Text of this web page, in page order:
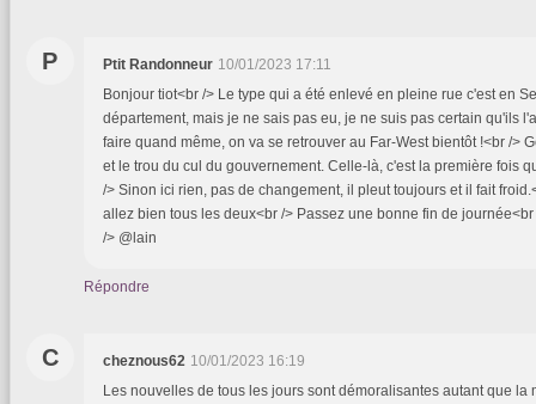
P Ptit Randonneur 10/01/2023 17:11
Bonjour tiot<br /> Le type qui a été enlevé en pleine rue c'est en
département, mais je ne sais pas eu, je ne suis pas certain qu'ils
faire quand même, on va se retrouver au Far-West bientôt !<br />
et le trou du cul du gouvernement. Celle-là, c'est la première fois
/> Sinon ici rien, pas de changement, il pleut toujours et il fait
allez bien tous les deux<br /> Passez une bonne fin de
/> @lain
Répondre
C cheznous62 10/01/2023 16:19
Les nouvelles de tous les jours sont démoralisantes autant que la